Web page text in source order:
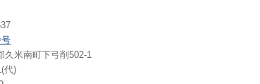
久米南町下弓削502-1
代)